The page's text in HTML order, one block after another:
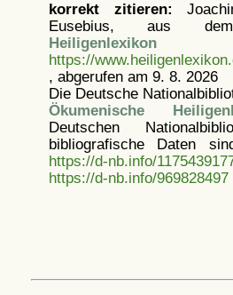
korrekt zitieren:
Eusebius, aus
Heiligenlexikon
https://
, abgerufen am 9. 8. 2026
Die Deutsche
Ökumenische
Deutschen
bibliografische Daten
https://d-nb.info/
https://d-nb.info/969828497